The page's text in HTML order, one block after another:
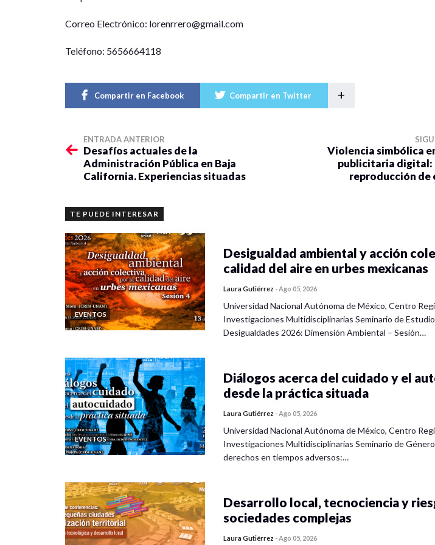
sociedad misma.
Correo Electrónico: lorenrrero@gmail.com
Teléfono: 5656664118
Compartir en Facebook Compartir en Twitter +
ENTRADA ANTERIOR
Desafíos actuales de la
Administración Pública en Baja
California. Experiencias situadas
Violencia simbólica
publicitaria digital:
reproducción
TE PUEDE INTERESAR
EVENTOS
Desigualdad ambiental y acción
calidad del aire en urbes mexicanas
Laura Gutiérrez -Ago 05, 2026
Universidad Nacional Autónoma de México, Centro
Investigaciones Multidisciplinarias Seminario de
Desigualdades 2026: Dimensión Ambiental – Sesión…
EVENTOS
Diálogos acerca del cuidado y el
desde la práctica situada
Laura Gutiérrez -Ago 05, 2026
Universidad Nacional Autónoma de México, Centro
Investigaciones Multidisciplinarias Seminario de
derechos en tiempos adversos:…
Desarrollo local, tecnociencia y
sociedades complejas
Laura Gutiérrez -Ago 05, 2026